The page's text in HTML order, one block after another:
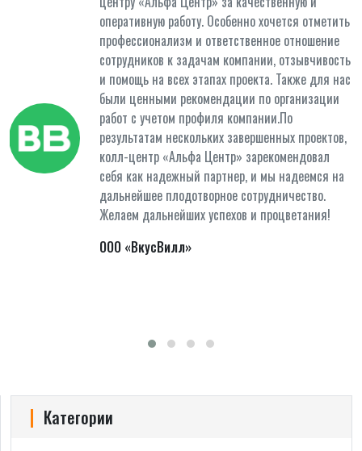
оперативную работу. Особенно хочется отметить
профессионализм и ответственное отношение
сотрудников к задачам компании, отзывчивость
и помощь на всех этапах проекта. Также для нас
были ценными рекомендации по организации
работ с учетом профиля компании.По
результатам нескольких завершенных проектов,
колл-центр «Альфа Центр» зарекомендовал
себя как надежный партнер, и мы надеемся на
дальнейшее плодотворное сотрудничество.
Желаем дальнейших успехов и процветания!
ООО «ВкусВилл»
Категории